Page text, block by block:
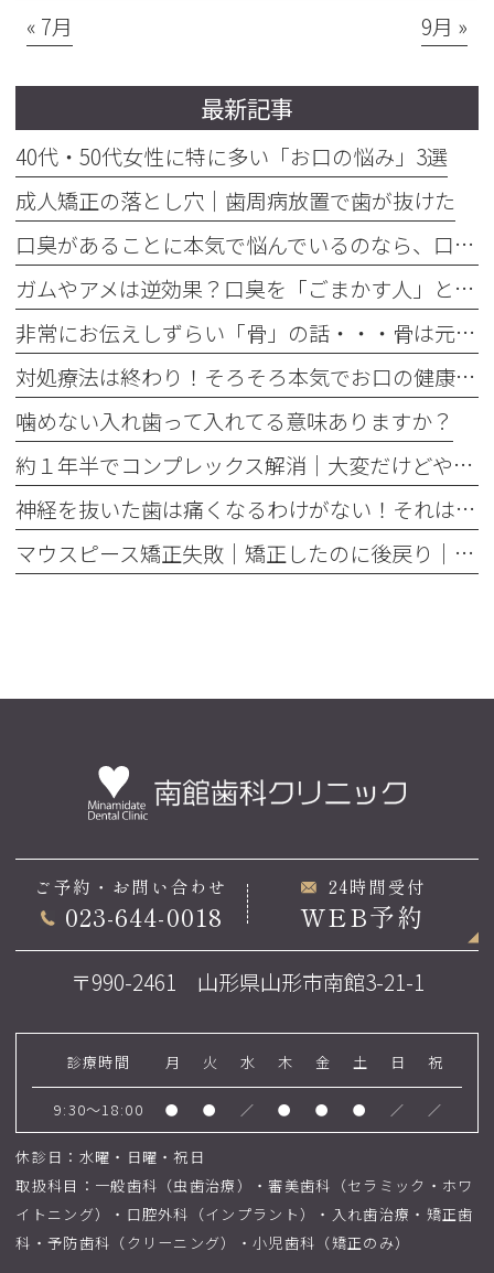
« 7月 9月 »
最新記事
40代・50代女性に特に多い「お口の悩み」3選
成人矯正の落とし穴｜歯周病放置で歯が抜けた
口臭があることに本気で悩んでいるのなら、口臭を本気で治そう
ガムやアメは逆効果？口臭を「ごまかす人」と「治す人」の決定的な違い
非常にお伝えしずらい「骨」の話・・・骨は元には戻せない？
対処療法は終わり！そろそろ本気でお口の健康とは何かを考えませんか
噛めない入れ歯って入れてる意味ありますか？
約１年半でコンプレックス解消｜大変だけどやって良かった歯の矯正治療
神経を抜いた歯は痛くなるわけがない！それは嘘です
マウスピース矯正失敗｜矯正したのに後戻り｜最近よく聞くけどそれってなんで？
ご予約・お問い合わせ
023-644-0018
24時間受付
WEB予約
〒990-2461 山形県山形市南館3-21-1
診療時間 月 火 水 木 金 土 日 祝
9:30～18:00 ● ● ／ ● ● ● ／ ／
休診日：水曜・日曜・祝日
取扱科目：一般歯科（虫歯治療）・審美歯科（セラミック・ホワ
イトニング）・口腔外科（インプラント）・入れ歯治療・矯正歯
科・予防歯科（クリーニング）・小児歯科（矯正のみ）